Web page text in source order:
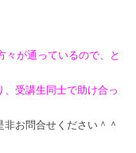
々が通っているので、と
、受講生同士で助け合っ
お問合せください＾＾